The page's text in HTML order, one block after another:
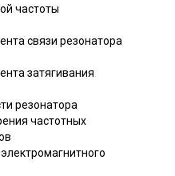
частоты
связи резонатора
затягивания
резонатора
частотных